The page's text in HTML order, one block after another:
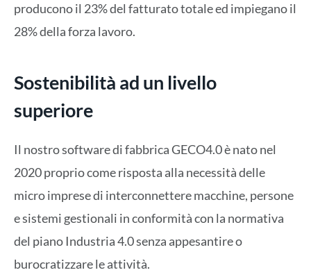
producono il 23% del fatturato totale ed impiegano il
28% della forza lavoro.
Sostenibilità ad un livello
superiore
Il nostro software di fabbrica GECO4.0 è nato nel
2020 proprio come risposta alla necessità delle
micro imprese di interconnettere macchine, persone
e sistemi gestionali in conformità con la normativa
del piano Industria 4.0 senza appesantire o
burocratizzare le attività.